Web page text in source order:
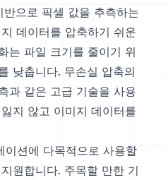
으로 픽셀 값을 추측하는
데이터를 압축하기 쉬운
는 파일 크기를 줄이기 위
낮춥니다. 무손실 압축의
과 같은 고급 기술을 사용
지 않고 이미지 데이터를
션에 다목적으로 사용할
원합니다. 주목할 만한 기